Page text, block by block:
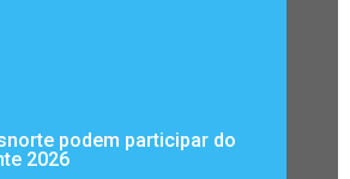
podem participar do
2026